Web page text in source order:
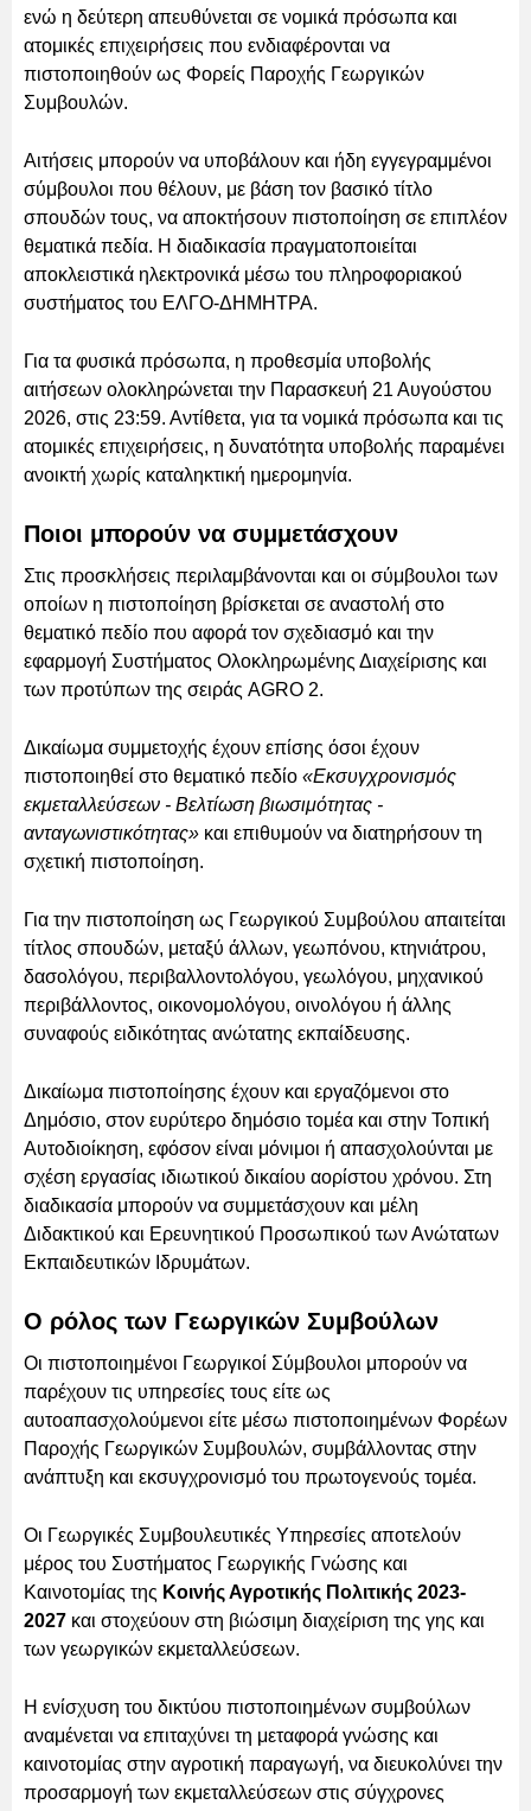
ενώ η δεύτερη απευθύνεται σε νομικά πρόσωπα και
ατομικές επιχειρήσεις που ενδιαφέρονται να
πιστοποιηθούν ως Φορείς Παροχής Γεωργικών
Συμβουλών.
Αιτήσεις μπορούν να υποβάλουν και ήδη εγγεγραμμένοι
σύμβουλοι που θέλουν, με βάση τον βασικό τίτλο
σπουδών τους, να αποκτήσουν πιστοποίηση σε επιπλέον
θεματικά πεδία. Η διαδικασία πραγματοποιείται
αποκλειστικά ηλεκτρονικά μέσω του πληροφοριακού
συστήματος του ΕΛΓΟ-ΔΗΜΗΤΡΑ.
Για τα φυσικά πρόσωπα, η προθεσμία υποβολής
αιτήσεων ολοκληρώνεται την Παρασκευή 21 Αυγούστου
2026, στις 23:59. Αντίθετα, για τα νομικά πρόσωπα και τις
ατομικές επιχειρήσεις, η δυνατότητα υποβολής παραμένει
ανοικτή χωρίς καταληκτική ημερομηνία.
Ποιοι μπορούν να συμμετάσχουν
Στις προσκλήσεις περιλαμβάνονται και οι σύμβουλοι των
οποίων η πιστοποίηση βρίσκεται σε αναστολή στο
θεματικό πεδίο που αφορά τον σχεδιασμό και την
εφαρμογή Συστήματος Ολοκληρωμένης Διαχείρισης και
των προτύπων της σειράς AGRO 2.
Δικαίωμα συμμετοχής έχουν επίσης όσοι έχουν
πιστοποιηθεί στο θεματικό πεδίο «Εκσυγχρονισμός
εκμεταλλεύσεων - Βελτίωση βιωσιμότητας -
ανταγωνιστικότητας» και επιθυμούν να διατηρήσουν τη
σχετική πιστοποίηση.
Για την πιστοποίηση ως Γεωργικού Συμβούλου απαιτείται
τίτλος σπουδών, μεταξύ άλλων, γεωπόνου, κτηνιάτρου,
δασολόγου, περιβαλλοντολόγου, γεωλόγου, μηχανικού
περιβάλλοντος, οικονομολόγου, οινολόγου ή άλλης
συναφούς ειδικότητας ανώτατης εκπαίδευσης.
Δικαίωμα πιστοποίησης έχουν και εργαζόμενοι στο
Δημόσιο, στον ευρύτερο δημόσιο τομέα και στην Τοπική
Αυτοδιοίκηση, εφόσον είναι μόνιμοι ή απασχολούνται με
σχέση εργασίας ιδιωτικού δικαίου αορίστου χρόνου. Στη
διαδικασία μπορούν να συμμετάσχουν και μέλη
Διδακτικού και Ερευνητικού Προσωπικού των Ανώτατων
Εκπαιδευτικών Ιδρυμάτων.
Ο ρόλος των Γεωργικών Συμβούλων
Οι πιστοποιημένοι Γεωργικοί Σύμβουλοι μπορούν να
παρέχουν τις υπηρεσίες τους είτε ως
αυτοαπασχολούμενοι είτε μέσω πιστοποιημένων Φορέων
Παροχής Γεωργικών Συμβουλών, συμβάλλοντας στην
ανάπτυξη και εκσυγχρονισμό του πρωτογενούς τομέα.
Οι Γεωργικές Συμβουλευτικές Υπηρεσίες αποτελούν
μέρος του Συστήματος Γεωργικής Γνώσης και
Καινοτομίας της Κοινής Αγροτικής Πολιτικής 2023-
2027 και στοχεύουν στη βιώσιμη διαχείριση της γης και
των γεωργικών εκμεταλλεύσεων.
Η ενίσχυση του δικτύου πιστοποιημένων συμβούλων
αναμένεται να επιταχύνει τη μεταφορά γνώσης και
καινοτομίας στην αγροτική παραγωγή, να διευκολύνει την
προσαρμογή των εκμεταλλεύσεων στις σύγχρονες